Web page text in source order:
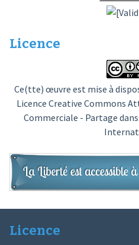
Licence
Ce(tte) œuvre est mise à
Licence Creative Commons
Commerciale - Partage
Licence